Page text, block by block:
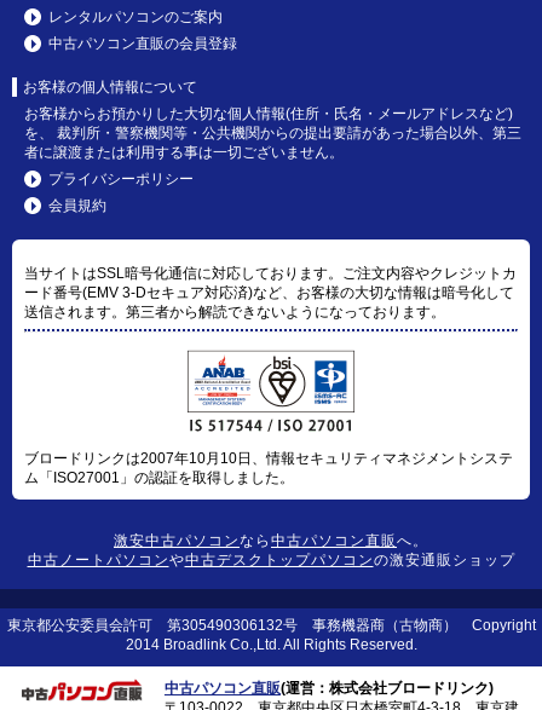
レンタルパソコンのご案内
中古パソコン直販の会員登録
お客様の個人情報について
お客様からお預かりした大切な個人情報(住所・氏名・メールアドレスなど)
を、 裁判所・警察機関等・公共機関からの提出要請があった場合以外、第三
者に譲渡または利用する事は一切ございません。
プライバシーポリシー
会員規約
当サイトはSSL暗号化通信に対応しております。ご注文内容やクレジットカ
ード番号(EMV 3-Dセキュア対応済)など、お客様の大切な情報は暗号化して
送信されます。第三者から解読できないようになっております。
ブロードリンクは2007年10月10日、情報セキュリティマネジメントシステ
ム「ISO27001」の認証を取得しました。
激安中古パソコンなら 中古パソコン直販 へ。
中古ノートパソコンや中古デスクトップパソコンの激安通販ショップ
東京都公安委員会許可 第305490306132号 事務機器商（古物商） Copyright
2014 Broadlink Co.,Ltd. All Rights Reserved.
中古パソコン直販(運営：株式会社ブロードリンク)